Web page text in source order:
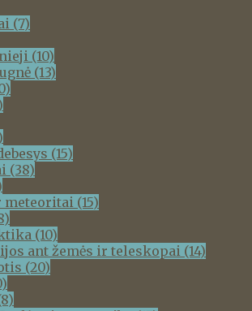
(7)
(10)
(13)
(15)
(38)
meteoritai (15)
(10)
ant žemės ir teleskopai (14)
(20)